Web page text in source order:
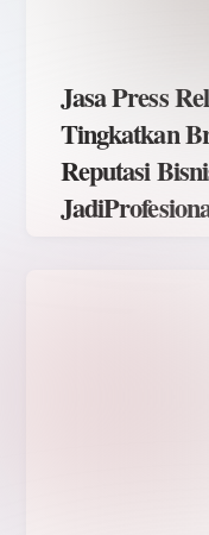
Jasa Press
Tingkatkan
Reputasi